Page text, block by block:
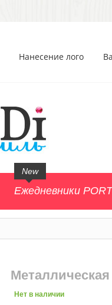
Нанесение лого
Ежедневники
New
Нет в наличии